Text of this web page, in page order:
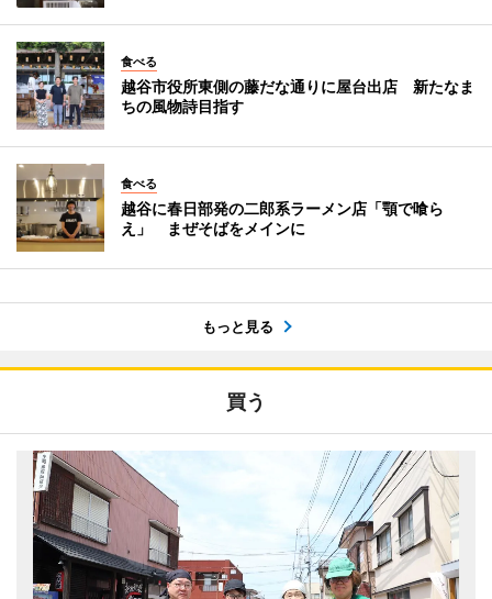
食べる
越谷市役所東側の藤だな通りに屋台出店 新たなま
ちの風物詩目指す
食べる
越谷に春日部発の二郎系ラーメン店「顎で喰ら
え」 まぜそばをメインに
もっと見る
買う